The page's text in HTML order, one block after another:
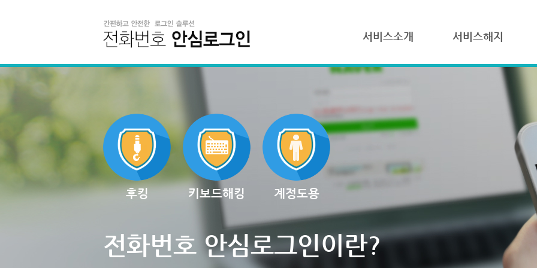
서비스소개 서비스해지
후킹 키보드해킹 계정도용
전화번호 안심로그인이란?